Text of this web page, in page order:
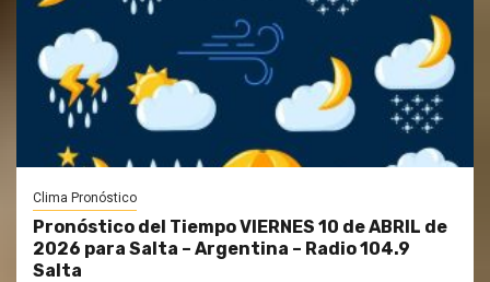
Clima Pronóstico
Pronóstico del Tiempo VIERNES 10 de ABRIL de
2026 para Salta – Argentina – Radio 104.9
Salta